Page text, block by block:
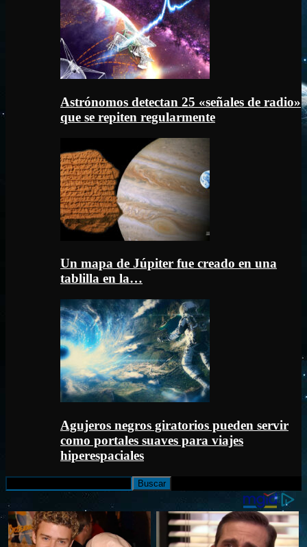
Astrónomos detectan 25 «señales de radio»
que se repiten regularmente
Un mapa de Júpiter fue creado en una
tablilla en la…
Agujeros negros giratorios pueden servir
como portales suaves para viajes
hiperespaciales